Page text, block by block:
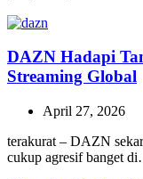
DAZN Hadapi
Streaming Global
April 27, 2026
terakurat – DAZN
cukup agresif banget